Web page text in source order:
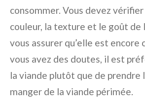
consommer. Vous devez vérifier
couleur, la texture et le goût de
vous assurer qu’elle est encore
vous avez des doutes, il est
la viande plutôt que de prendre
manger de la viande périmée.